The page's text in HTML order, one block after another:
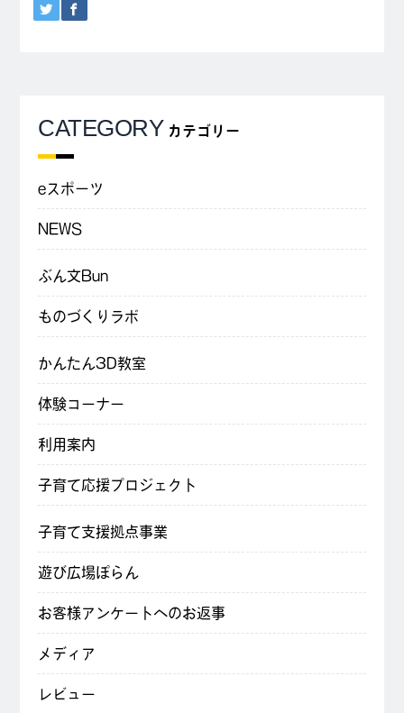
CATEGORY カテゴリー
eスポーツ
NEWS
ぶん文Bun
ものづくりラボ
かんたん3D教室
体験コーナー
利用案内
子育て応援プロジェクト
子育て支援拠点事業
遊び広場ぽらん
お客様アンケートへのお返事
メディア
レビュー